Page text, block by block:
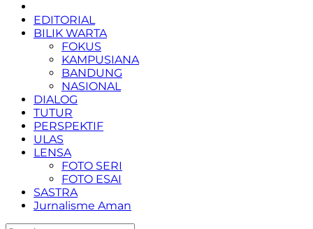
EDITORIAL
BILIK WARTA
FOKUS
KAMPUSIANA
BANDUNG
NASIONAL
DIALOG
TUTUR
PERSPEKTIF
ULAS
LENSA
FOTO SERI
FOTO ESAI
SASTRA
Jurnalisme Aman